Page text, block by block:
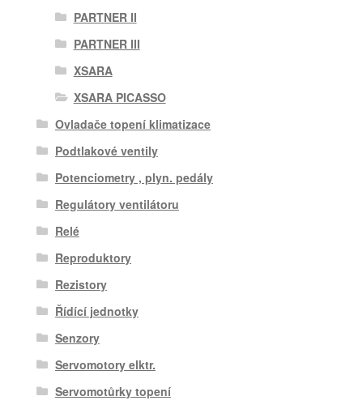
PARTNER II
PARTNER III
XSARA
XSARA PICASSO
Ovladače topení klimatizace
Podtlakové ventily
Potenciometry , plyn. pedály
Regulátory ventilátoru
Relé
Reproduktory
Rezistory
Řídící jednotky
Senzory
Servomotory elktr.
Servomotůrky topení